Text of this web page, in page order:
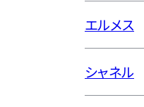
エルメス
シャネル